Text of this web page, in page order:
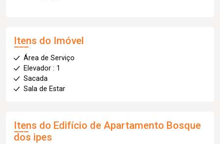
Itens do Imóvel
Área de Serviço
Elevador : 1
Sacada
Sala de Estar
Itens do Edifício de Apartamento Bosque
dos ipes